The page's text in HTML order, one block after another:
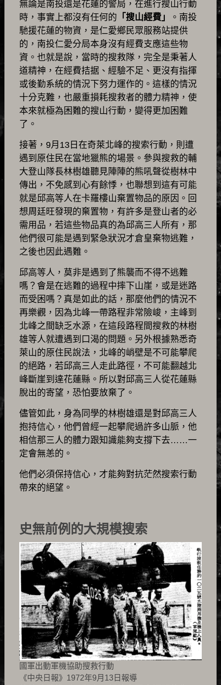
無論是南投還是花蓮的警局，在進行搜山行動
時，事實上都沒有任何的 「搜山經費」
。南投
馳援花蓮的物資，是仁愛鄉民眾服務站提供
的，南投仁愛分局本身沒有經費支應這些物
資。也就是說，當時的搜救隊，完全是秉著人
道精神，在經費拮据、經驗不足、更沒有指揮
或後勤系統的情況下努力運作的。這樣的情況
十分克難，也嚴重損耗搜救者的體力精神，使
本來就極為困難的搜山行動，變得更加困難
了。
接著，9月13日在奇萊北峰的搜索行動，則遭
遇到原住民在當地獵熊的場景。參與搜救的輔
大登山隊長林樹雄聽見陣陣的熊吼聲從樹林中
傳出，不免感到心有餘悸，也聯想到這有可能
就是邱高等人在卡羅樓山棄置物品的原因。回
想周廷旺發現的棄置物，有許多是登山者的必
需用品，若這些物品真的為邱高三人所有，那
他們很可能是遇到緊急狀況才倉皇棄物逃難，
之後也因此遇難。
邱高等人，莫非是遇到了熊襲而不得不逃難
嗎？會是在逃難的過程中摔下山崖，或是迷路
而受困嗎？真是如此的話，那麼他們的情況不
再樂觀，因為北峰一帶路程非常險峻，主峰到
北峰之間缺乏水源，在這段路程間搜救的林樹
雄等人就遭遇到口渴的問題。另外根據熟悉奇
萊山的原住民說法，北峰的峭壁是不可能攀爬
的絕路，若邱高三人走此路徑，不可能翻越北
峰斷崖到達花蓮縣。所以對邱高三人從花蓮縣
脫出的寄望，恐怕要放棄了。
儘管如此，身為同學的林樹雄還是對邱高三人
抱持信心，他們曾經一起攀爬過許多山脈，他
相信那三人的體力跟知識能夠支撐下去……一
定會無恙的。
他們必須保持信心，才能夠對抗茫然搜索行動
帶來的絕望。
史無前例的大規模搜索
國軍出動軍機協助搜救行動
《中央日報》1972年9月13日報導